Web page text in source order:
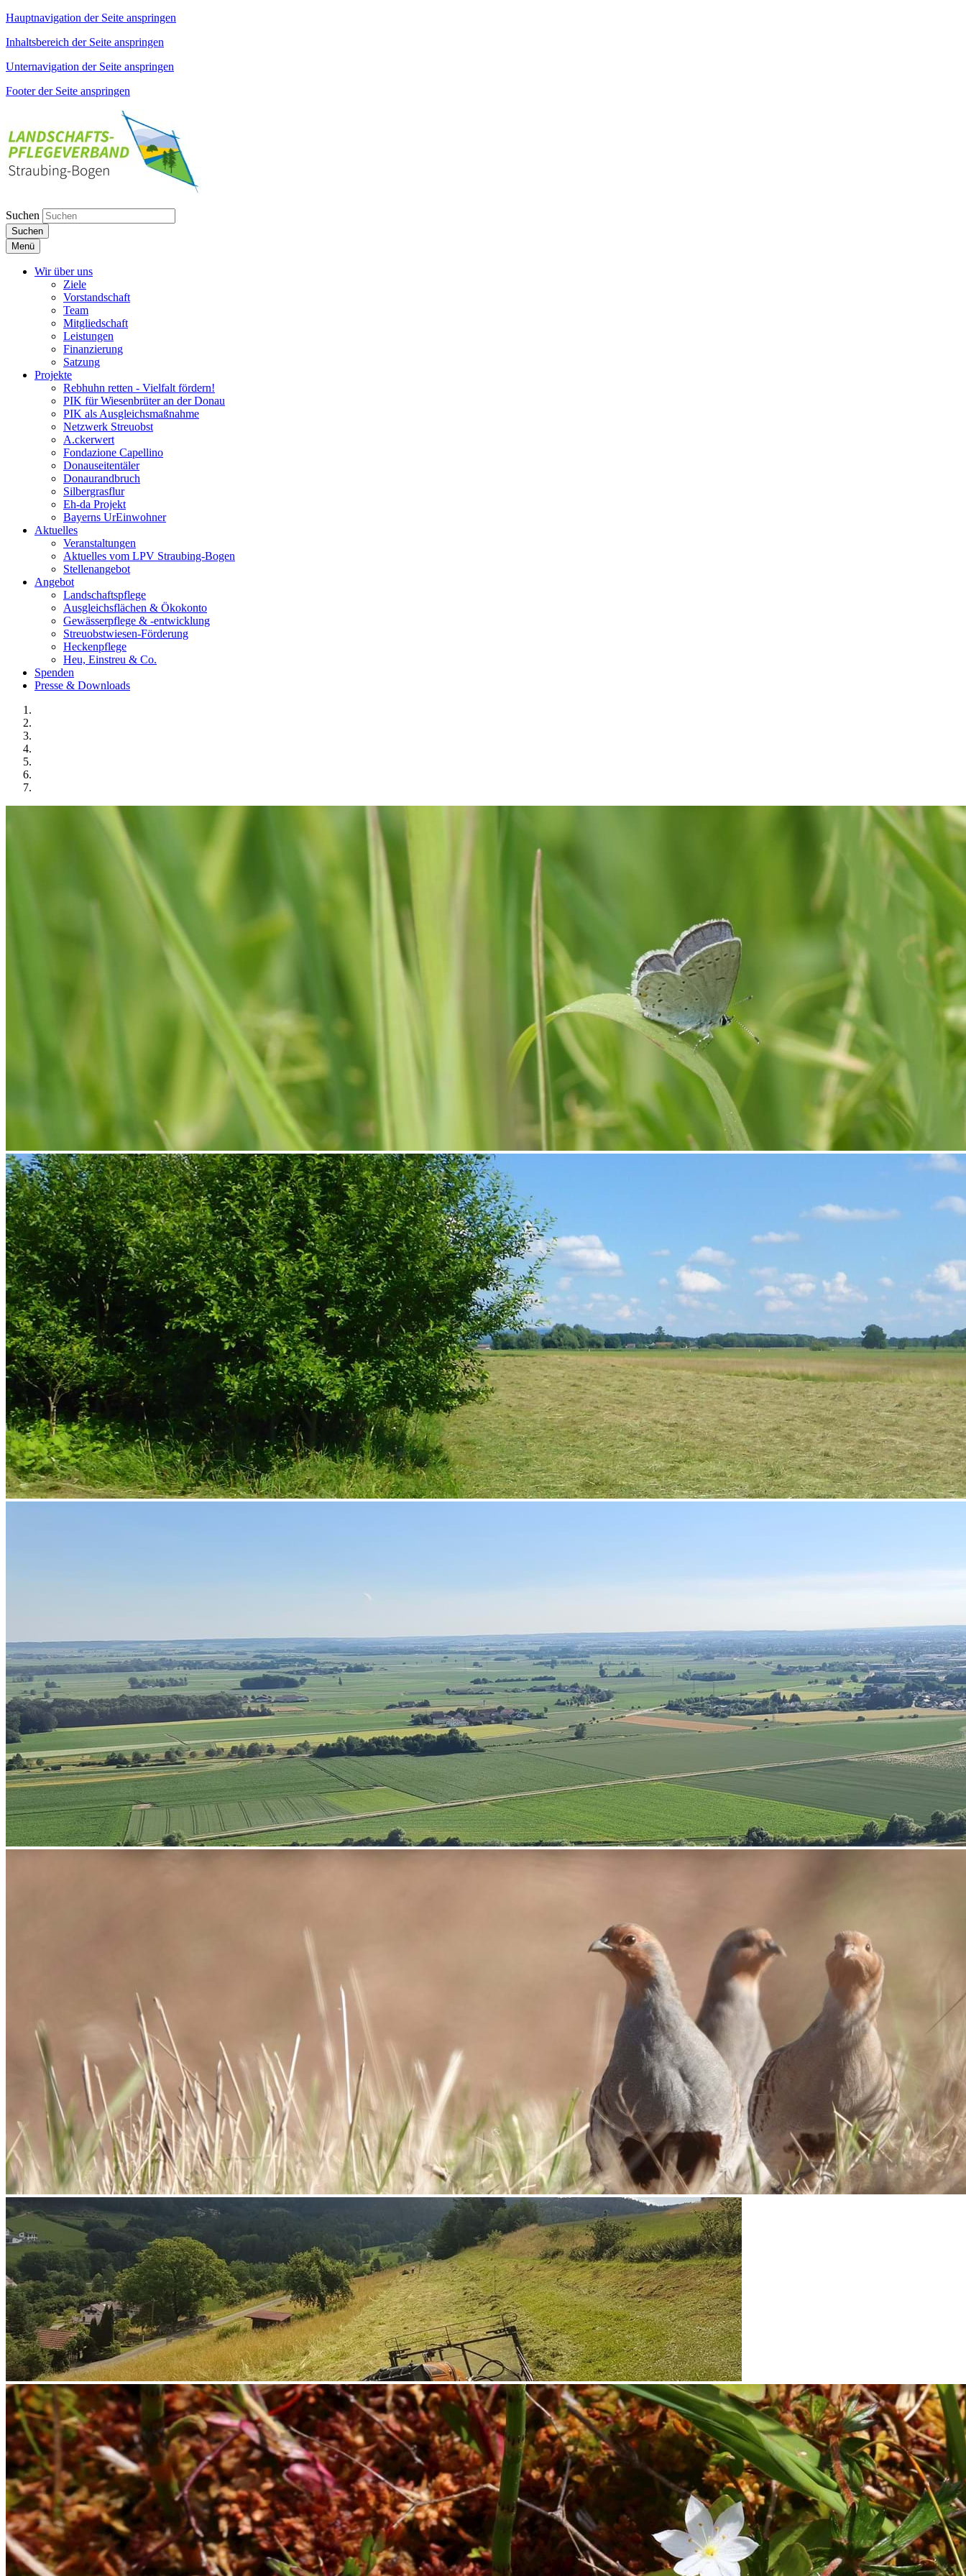
Hauptnavigation der Seite anspringen
Inhaltsbereich der Seite anspringen
Unternavigation der Seite anspringen
Footer der Seite anspringen
Suchen
Suchen
Menü
Wir über uns
Ziele
Vorstandschaft
Team
Mitgliedschaft
Leistungen
Finanzierung
Satzung
Projekte
Rebhuhn retten - Vielfalt fördern!
PIK für Wiesenbrüter an der Donau
PIK als Ausgleichsmaßnahme
Netzwerk Streuobst
A.ckerwert
Fondazione Capellino
Donauseitentäler
Donaurandbruch
Silbergrasflur
Eh-da Projekt
Bayerns UrEinwohner
Aktuelles
Veranstaltungen
Aktuelles vom LPV Straubing-Bogen
Stellenangebot
Angebot
Landschaftspflege
Ausgleichsflächen & Ökokonto
Gewässerpflege & -entwicklung
Streuobstwiesen-Förderung
Heckenpflege
Heu, Einstreu & Co.
Spenden
Presse & Downloads